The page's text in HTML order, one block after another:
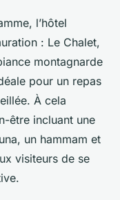
l’hôtel
: Le Chalet,
montagnarde
pour un repas
À cela
être incluant une
un hammam et
visiteurs de se